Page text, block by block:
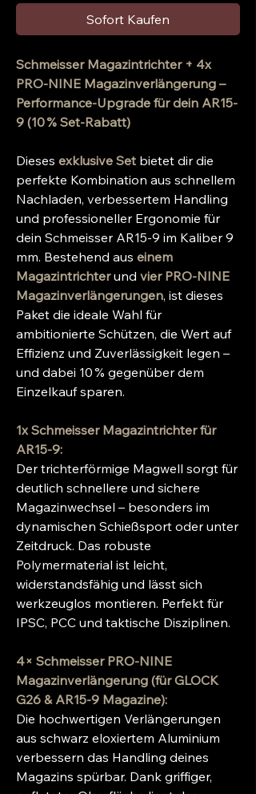
Sofort Kaufen
Schmeisser Magazintrichter + 4x
PRO-NINE Magazinverlängerung –
Performance-Upgrade für dein AR15-
9 (10 % Set-Rabatt)
Dieses exklusive Set bietet dir die
perfekte Kombination aus schnellem
Nachladen, verbessertem Handling
und professioneller Ergonomie für
dein Schmeisser AR15-9 im Kaliber 9
mm. Bestehend aus einem
Magazintrichterund vier PRO-NINE
Magazinverlängerungen, ist dieses
Paket die ideale Wahl für
ambitionierte Schützen, die Wert auf
Effizienz und Zuverlässigkeit legen –
und dabei 10 % gegenüber dem
Einzelkauf sparen.
1x Schmeisser Magazintrichter für
AR15-9:
Der trichterförmige Magwell sorgt für
deutlich schnellere und sichere
Magazinwechsel – besonders im
dynamischen Schießsport oder unter
Zeitdruck. Das robuste
Polymermaterial ist leicht,
widerstandsfähig und lässt sich
werkzeuglos montieren. Perfekt für
IPSC, PCC und taktische Disziplinen.
4× Schmeisser PRO-NINE
Magazinverlängerung (für GLOCK
G26 & AR15-9 Magazine):
Die hochwertigen Verlängerungen
aus schwarz eloxiertem Aluminium
verbessern das Handling deines
Magazins spürbar. Dank griffiger,